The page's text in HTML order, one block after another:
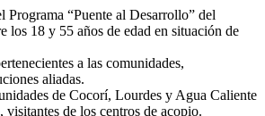
Programa “Puente al Desarrollo” del
los 18 y 55 años de edad en situación de
a las comunidades,
aliadas.
de Cocorí, Lourdes y Agua Caliente
de los centros de acopio.